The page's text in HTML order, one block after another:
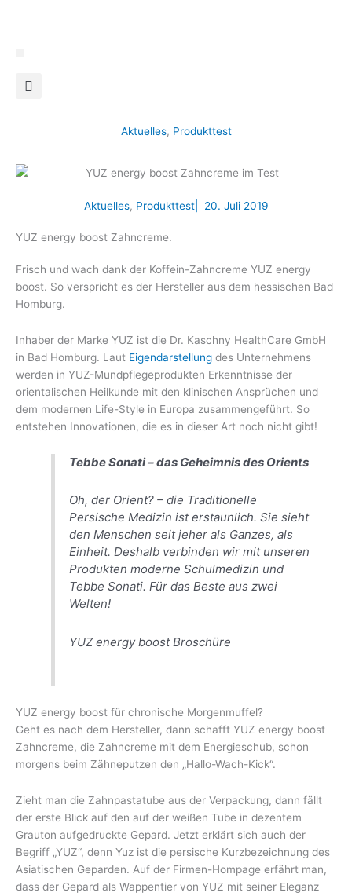
Aktuelles, Produkttest
Aktuelles, Produkttest| 20. Juli 2019
YUZ energy boost Zahncreme.
Frisch und wach dank der Koffein-Zahncreme YUZ energy
boost. So verspricht es der Hersteller aus dem hessischen Bad
Homburg.
Inhaber der Marke YUZ ist die Dr. Kaschny HealthCare GmbH
in Bad Homburg. Laut Eigendarstellung des Unternehmens
werden in YUZ-Mundpflegeprodukten Erkenntnisse der
orientalischen Heilkunde mit den klinischen Ansprüchen und
dem modernen Life-Style in Europa zusammengeführt. So
entstehen Innovationen, die es in dieser Art noch nicht gibt!
Tebbe Sonati – das Geheimnis des Orients
Oh, der Orient? – die Traditionelle
Persische Medizin ist erstaunlich. Sie sieht
den Menschen seit jeher als Ganzes, als
Einheit. Deshalb verbinden wir mit unseren
Produkten moderne Schulmedizin und
Tebbe Sonati. Für das Beste aus zwei
Welten!
YUZ energy boost Broschüre
YUZ energy boost für chronische Morgenmuffel?
Geht es nach dem Hersteller, dann schafft YUZ energy boost
Zahncreme, die Zahncreme mit dem Energieschub, schon
morgens beim Zähneputzen den „Hallo-Wach-Kick“.
Zieht man die Zahnpastatube aus der Verpackung, dann fällt
der erste Blick auf den auf der weißen Tube in dezentem
Grauton aufgedruckte Gepard. Jetzt erklärt sich auch der
Begriff „YUZ“, denn Yuz ist die persische Kurzbezeichnung des
Asiatischen Geparden. Auf der Firmen-Hompage erfährt man,
dass der Gepard als Wappentier von YUZ mit seiner Eleganz